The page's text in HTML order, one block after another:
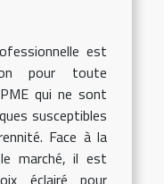
est
pour toute
qui ne sont
susceptibles
Face à la
marché, il est
éclairé pour